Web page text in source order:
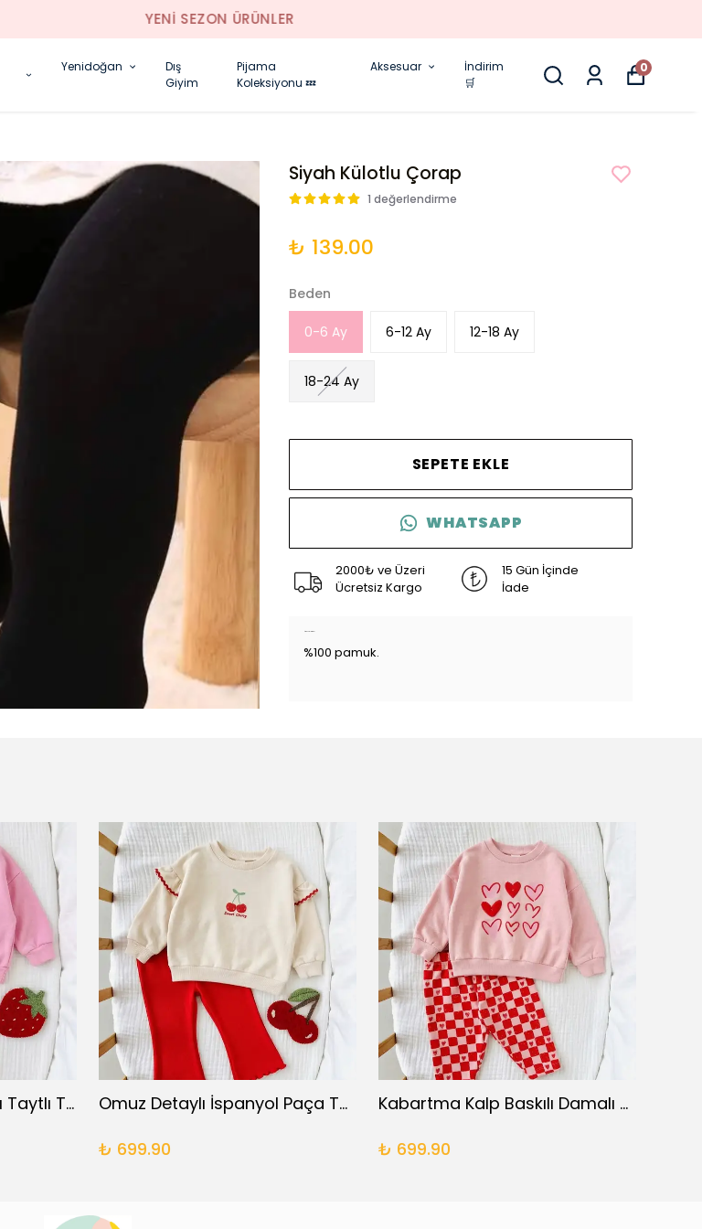
YENI SEZON ÜRÜNLER
Yenidoğan
Dış
Giyim
Pijama
Koleksiyonu 💤
Aksesuar
İndirim
🛒
0
Siyah Külotlu Çorap
1 değerlendirme
₺ 139.00
Beden
0-6 Ay 6-12 Ay 12-18 Ay
18-24 Ay
SEPETE EKLE
WHATSAPP
2000₺ ve Üzeri
Ücretsiz Kargo
15 Gün İçinde
İade
%100 pamuk.
Çilek Nakışlı Sırt Detaylı Taytlı Takım
Omuz Detaylı İspanyol Paça Takım
₺ 699.90
Kabartma Kalp Baskılı Damalı Takım
₺ 699.90